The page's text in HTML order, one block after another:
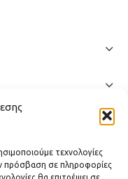
τεχνολογίες
πρόσβαση σε πληροφορίες